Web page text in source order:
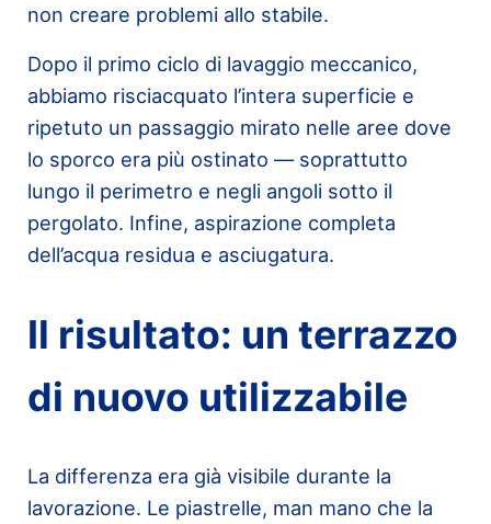
non creare problemi allo stabile.
Dopo il primo ciclo di lavaggio meccanico,
abbiamo risciacquato l’intera superficie e
ripetuto un passaggio mirato nelle aree dove
lo sporco era più ostinato — soprattutto
lungo il perimetro e negli angoli sotto il
pergolato. Infine, aspirazione completa
dell’acqua residua e asciugatura.
Il risultato: un terrazzo
di nuovo utilizzabile
La differenza era già visibile durante la
lavorazione. Le piastrelle, man mano che la